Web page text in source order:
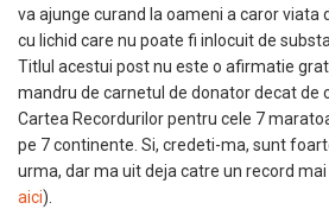
va ajunge curand la oameni a caror viata
cu lichid care nu poate fi inlocuit de
Titlul acestui post nu este o afirmatie
mandru de carnetul de donator decat de
Cartea Recordurilor pentru cele 7
pe 7 continente. Si, credeti-ma, sunt
urma, dar ma uit deja catre un record
aici).